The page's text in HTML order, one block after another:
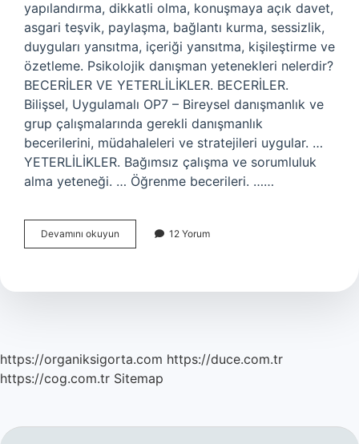
yapılandırma, dikkatli olma, konuşmaya açık davet,
asgari teşvik, paylaşma, bağlantı kurma, sessizlik,
duyguları yansıtma, içeriği yansıtma, kişileştirme ve
özetleme. Psikolojik danışman yetenekleri nelerdir?
BECERİLER VE YETERLİLİKLER. BECERİLER.
Bilişsel, Uygulamalı OP7 – Bireysel danışmanlık ve
grup çalışmalarında gerekli danışmanlık
becerilerini, müdahaleleri ve stratejileri uygular. …
YETERLİLİKLER. Bağımsız çalışma ve sorumluluk
alma yeteneği. … Öğrenme becerileri. ……
Devamını okuyun Psikolojik
Danışma
12 Yorum
https://organiksigorta.com https://duce.com.tr
https://cog.com.tr Sitemap